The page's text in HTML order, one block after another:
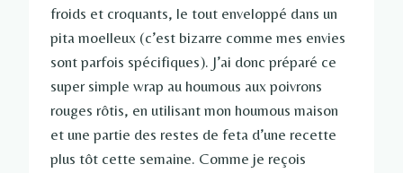
froids et croquants, le tout enveloppé dans un
pita moelleux (c’est bizarre comme mes envies
sont parfois spécifiques). J’ai donc préparé ce
super simple wrap au houmous aux poivrons
rouges rôtis, en utilisant mon houmous maison
et une partie des restes de feta d’une recette
plus tôt cette semaine. Comme je reçois